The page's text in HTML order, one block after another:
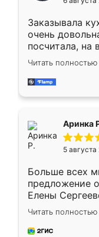
мебели буду
Заказывала
очень
посчитала, на
Замерщик
делу со всей
за день,
Читать полностью
Аринка
5
Больше всех
предложение
Елены
короткие
для замера
предложил по
Читать полностью